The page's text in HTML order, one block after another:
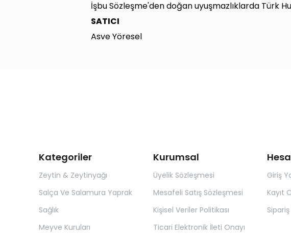
İşbu Sözleşme'den doğan uyuşmazlıklarda Türk
SATICI
Asve Yöresel
Kategoriler
Zeytin & Zeytinyağı
Salça Ve Salamura Yaprak
Sağlık
Meyve Kuruları
Kurumsal
Üyelik Sözleşmesi
Mesafeli Satış Sözleşmesi
Kişisel Veriler Politikası
Ticari Elektronik İleti Onayı
Giriş
Kayıt